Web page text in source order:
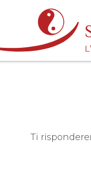
Ti